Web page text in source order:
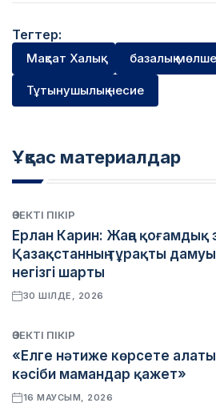
Тегтер:
Мақсат Халық базалық
Тұтынушылық несие
Ұқсас материалдар
ӨЗЕКТІ ПІКІР
Ерлан Карин: Жаңа қоғамдық
Қазақстанның тұрақты
негізгі шарты
30 ШІЛДЕ, 2026
ӨЗЕКТІ ПІКІР
«Елге нәтиже көрсете
кәсіби мамандар қажет»
16 МАУСЫМ, 2026